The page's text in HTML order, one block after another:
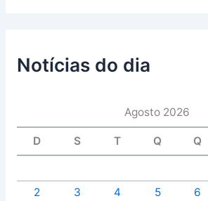
Notícias do dia
Agosto 2026
D S T Q Q
2
3 4 5 6